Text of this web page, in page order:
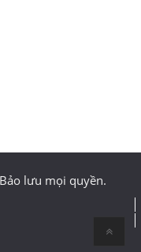
lưu mọi quyền.